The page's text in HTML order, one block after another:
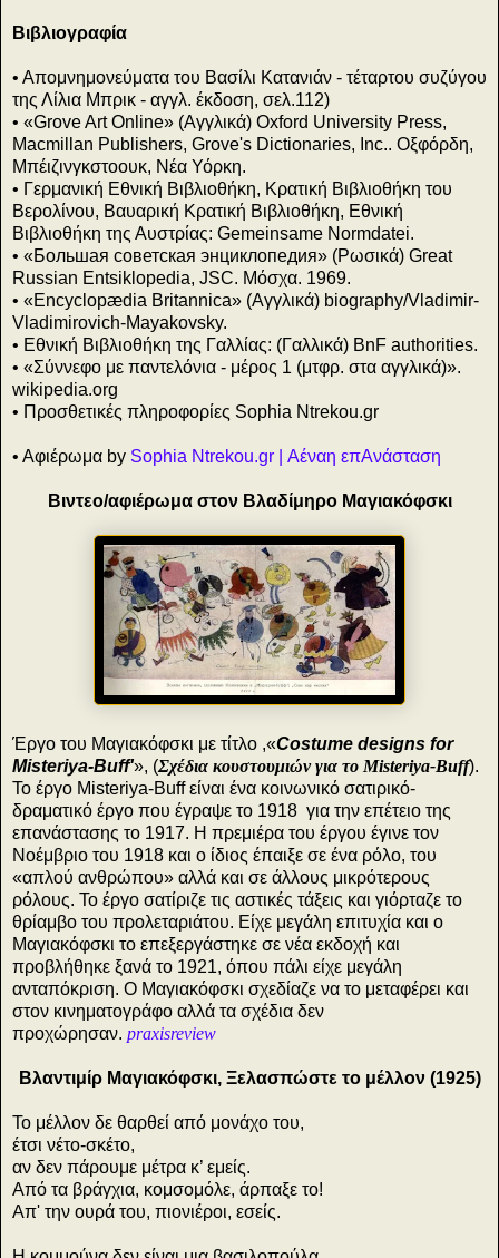
Βιβλιογραφία
• Απομνημονεύματα του Βασίλι Κατανιάν - τέταρτου συζύγου
της Λίλια Μπρικ - αγγλ. έκδοση, σελ.112)
• «Grove Art Online» (Αγγλικά) Oxford University Press,
Macmillan Publishers, Grove's Dictionaries, Inc.. Οξφόρδη,
Μπέιζινγκστοουκ, Νέα Υόρκη.
• Γερμανική Εθνική Βιβλιοθήκη, Κρατική Βιβλιοθήκη του
Βερολίνου, Βαυαρική Κρατική Βιβλιοθήκη, Εθνική
Βιβλιοθήκη της Αυστρίας: Gemeinsame Normdatei.
• «Большая советская энциклопедия» (Ρωσικά) Great
Russian Entsiklopedia, JSC. Μόσχα. 1969.
• «Encyclopædia Britannica» (Αγγλικά) biography/Vladimir-
Vladimirovich-Mayakovsky.
• Εθνική Βιβλιοθήκη της Γαλλίας: (Γαλλικά) BnF authorities.
• «Σύννεφο με παντελόνια - μέρος 1 (μτφρ. στα αγγλικά)».
wikipedia.org
• Προσθετικές πληροφορίες Sophia Ntrekou.gr
• Αφιέρωμα by Sophia Ntrekou.gr | Αέναη επΑνάσταση
Βιντεο/αφιέρωμα στον Βλαδίμηρο Μαγιακόφσκι
Έργο του Μαγιακόφσκι με τίτλο ,«Costume designs for
Misteriya-Buff'», (Σχέδια κουστουμιών για το Misteriya-Buff).
Το έργο Misteriya-Buff είναι ένα κοινωνικό σατιρικό-
δραματικό έργο που έγραψε το 1918 για την επέτειο της
επανάστασης το 1917. Η πρεμιέρα του έργου έγινε τον
Νοέμβριο του 1918 και ο ίδιος έπαιξε σε ένα ρόλο, του
«απλού ανθρώπου» αλλά και σε άλλους μικρότερους
ρόλους. Το έργο σατίριζε τις αστικές τάξεις και γιόρταζε το
θρίαμβο του προλεταριάτου. Είχε μεγάλη επιτυχία και ο
Μαγιακόφσκι το επεξεργάστηκε σε νέα εκδοχή και
προβλήθηκε ξανά το 1921, όπου πάλι είχε μεγάλη
ανταπόκριση. Ο Μαγιακόφσκι σχεδίαζε να το μεταφέρει και
στον κινηματογράφο αλλά τα σχέδια δεν
προχώρησαν. praxisreview
Βλαντιμίρ Μαγιακόφσκι, Ξελασπώστε το μέλλον (1925)
Το μέλλον δε θαρθεί από μονάχο του,
έτσι νέτο-σκέτο,
αν δεν πάρουμε μέτρα κ’ εμείς.
Από τα βράγχια, κομσομόλε, άρπαξε το!
Απ' την ουρά του, πιονιέροι, εσείς.